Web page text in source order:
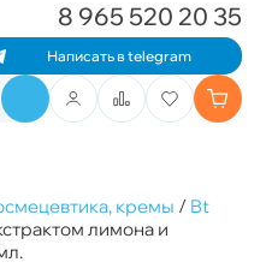
Написать в telegram
8 965 520 20 35
кремы / Bt
лимона и